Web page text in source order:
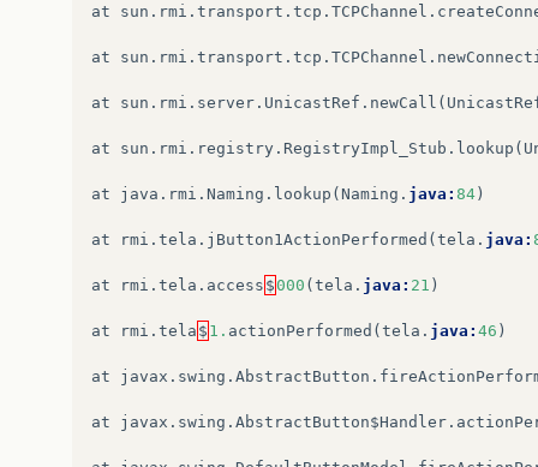
at sun . rmi . transport . tcp . TCPChannel .
at sun . rmi . transport . tcp . TCPChannel .
at sun . rmi . server . UnicastRef . newCall (
at sun . rmi . registry . RegistryImpl_Stub . lookup (
at java . rmi . Naming . lookup (Naming . java: 84)
at rmi . tela . jButton1ActionPerformed (tela . java:
at rmi . tela . access $000 (tela . java: 21 )
at rmi . tela $ 1. actionPerformed (tela . java: 46 )
at javax . swing . AbstractButton .
at javax . swing . AbstractButton$Handler .